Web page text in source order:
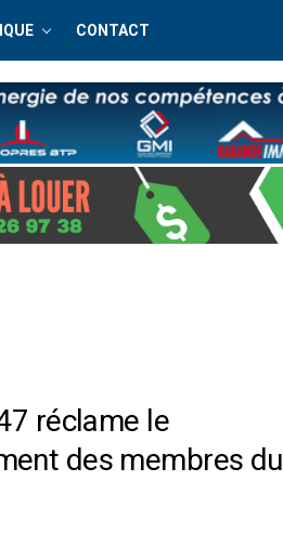
CONTACT
réclame le
des membres du